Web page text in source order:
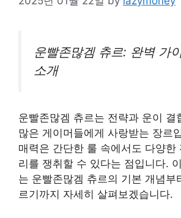
운빨존많겜 츄르: 완벽 가
소개
운빨존많겜 츄르는 전략과 운이 결
많은 게이머들에게 사랑받는 장르
매력은 간단한 룰 속에서도 다양한
리를 쟁취할 수 있다는 점입니다.
는 운빨존많겜 츄르의 기본 개념부
르기까지 자세히 살펴보겠습니다.